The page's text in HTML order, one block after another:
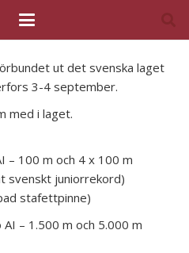
ut det svenska laget
3-4 september.
med i laget.
– 100 m och 4 x 100 m
svenskt juniorrekord)
stafettpinne)
AI – 1.500 m och 5.000 m